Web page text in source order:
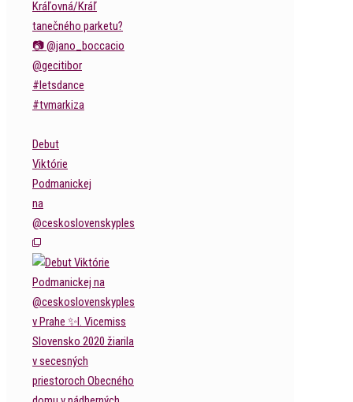
Debut
Viktórie
Podmanickej
na
@ceskoslovenskyples